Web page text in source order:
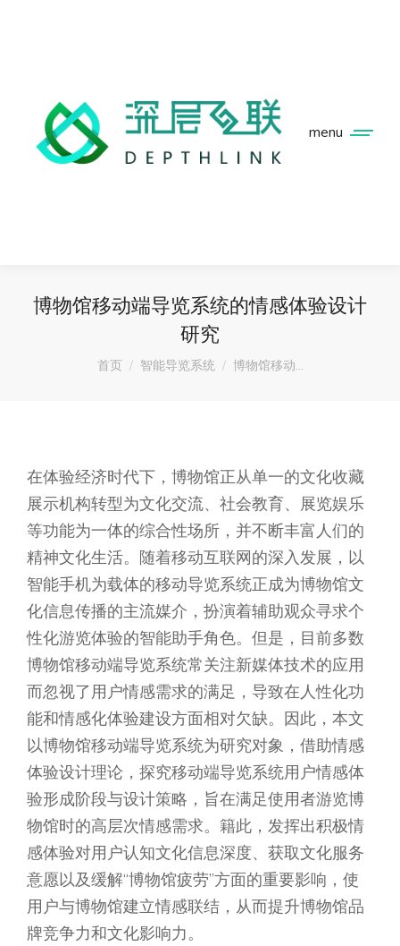
menu
博物馆移动端导览系统的情感体验设计
研究
您在这里：
首页 智能导览系统 博物馆移动…
在体验经济时代下，博物馆正从单一的文化收藏
展示机构转型为文化交流、社会教育、展览娱乐
等功能为一体的综合性场所，并不断丰富人们的
精神文化生活。随着移动互联网的深入发展，以
智能手机为载体的移动导览系统正成为博物馆文
化信息传播的主流媒介，扮演着辅助观众寻求个
性化游览体验的智能助手角色。但是，目前多数
博物馆移动端导览系统常关注新媒体技术的应用
而忽视了用户情感需求的满足，导致在人性化功
能和情感化体验建设方面相对欠缺。因此，本文
以博物馆移动端导览系统为研究对象，借助情感
体验设计理论，探究移动端导览系统用户情感体
验形成阶段与设计策略，旨在满足使用者游览博
物馆时的高层次情感需求。籍此，发挥出积极情
感体验对用户认知文化信息深度、获取文化服务
意愿以及缓解“博物馆疲劳”方面的重要影响，使
用户与博物馆建立情感联结，从而提升博物馆品
牌竞争力和文化影响力。